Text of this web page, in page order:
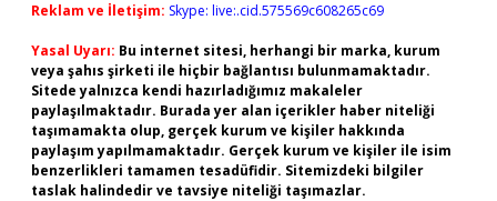
Reklam ve İletişim: Skype: live:.cid.575569c608265c69
Yasal Uyarı: Bu internet sitesi, herhangi bir marka, kurum
veya şahıs şirketi ile hiçbir bağlantısı bulunmamaktadır.
Sitede yalnızca kendi hazırladığımız makaleler
paylaşılmaktadır. Burada yer alan içerikler haber niteliği
taşımamakta olup, gerçek kurum ve kişiler hakkında
paylaşım yapılmamaktadır. Gerçek kurum ve kişiler ile isim
benzerlikleri tamamen tesadüfidir. Sitemizdeki bilgiler
taslak halindedir ve tavsiye niteliği taşımazlar.